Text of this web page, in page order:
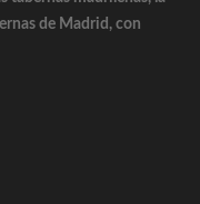
de Madrid, con